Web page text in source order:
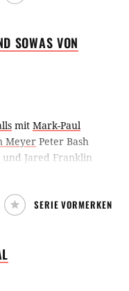
(TS)
SOWAS VON
mit Mark-Paul
Meyer Peter Bash
und Jared Franklin
Franklin & Bash, die
Infeld (Malcolm
wurden, in einem
SERIE VORMERKEN